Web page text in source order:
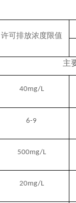
许可排放浓度限值
主
40mg/L
6-9
500mg/L
20mg/L